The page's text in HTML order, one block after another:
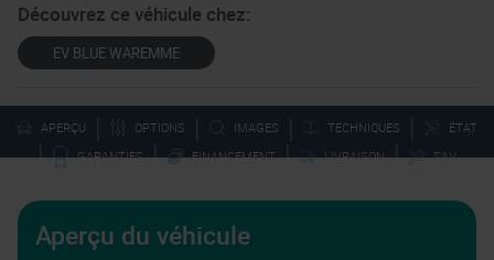
Découvrez ce véhicule chez:
EV BLUE WAREMME
APERÇU OPTIONS IMAGES TECHNIQUES ÉTAT
| GARANTIES | FINANCEMENT | LIVRAISON | SAV
Aperçu du véhicule